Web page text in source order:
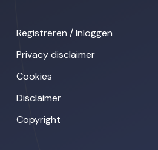
Registreren / Inloggen
Privacy disclaimer
Cookies
Disclaimer
Copyright